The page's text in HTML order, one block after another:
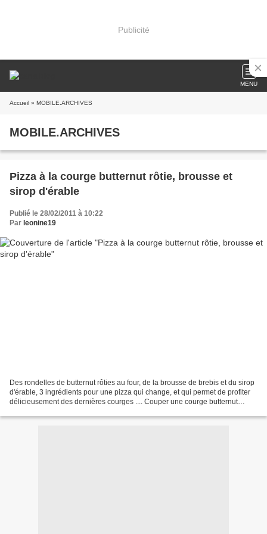
Publicité
MENU
Accueil » MOBILE.ARCHIVES
MOBILE.ARCHIVES
Pizza à la courge butternut rôtie, brousse et
sirop d'érable
Publié le 28/02/2011 à 10:22
Par leonine19
Des rondelles de butternut rôties au four, de la brousse de brebis et du sirop
d'érable, 3 ingrédients pour une pizza qui change, et qui permet de profiter
délicieusement des dernières courges .... Couper une courge butternut